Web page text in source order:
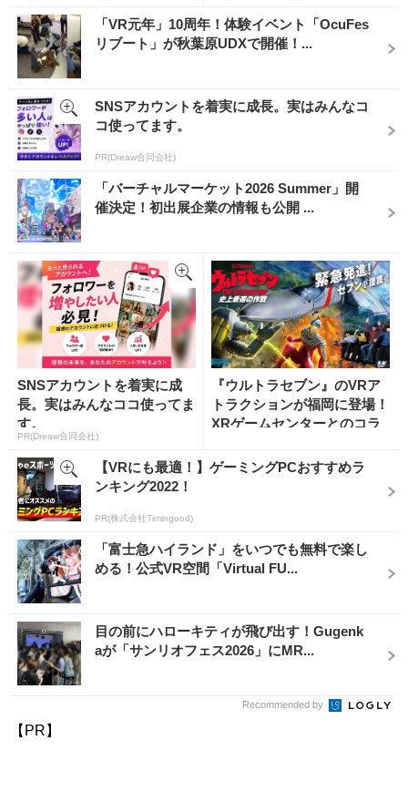
「VR元年」10周年！体験イベント「OcuFes
リブート」が秋葉原UDXで開催！...
SNSアカウントを着実に成長。実はみんなコ
コ使ってます。
PR(Dreaw合同会社)
「バーチャルマーケット2026 Summer」開
催決定！初出展企業の情報も公開 ...
SNSアカウントを着実に成
長。実はみんなココ使ってま
す。
PR(Dreaw合同会社)
『ウルトラセブン』のVRア
トラクションが福岡に登場！
XRゲームセンターとのコラ
【VRにも最適！】ゲーミングPCおすすめラ
ンキング2022！
PR(株式会社Timingood)
「富士急ハイランド」をいつでも無料で楽し
める！公式VR空間「Virtual FU...
目の前にハローキティが飛び出す！Gugenk
aが「サンリオフェス2026」にMR...
Recommended by
【PR】